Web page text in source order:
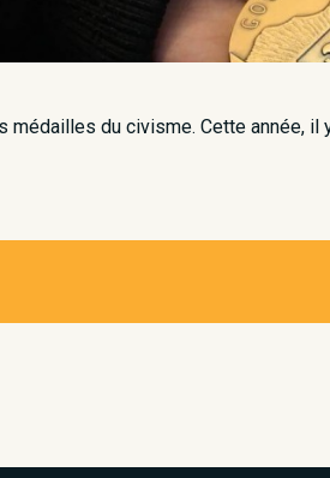
du civisme. Cette année, il